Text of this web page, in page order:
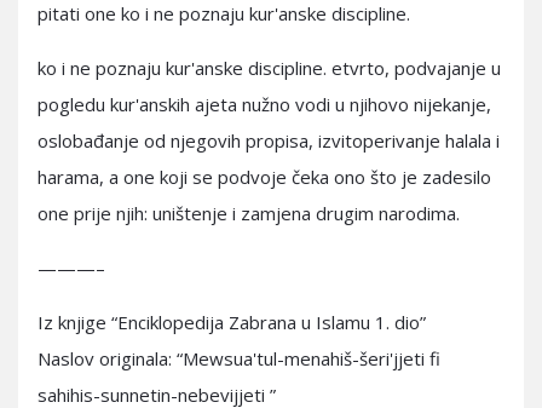
pitati one ko i ne poznaju kur'anske discipline.
ko i ne poznaju kur'anske discipline. etvrto, podvajanje u
pogledu kur'anskih ajeta nužno vodi u njihovo nijekanje,
oslobađanje od njegovih propisa, izvitoperivanje halala i
harama, a one koji se podvoje čeka ono što je zadesilo
one prije njih: uništenje i zamjena drugim narodima.
———–
Iz knjige “Enciklopedija Zabrana u Islamu 1. dio”
Naslov originala: “Mewsua'tul-menahiš-šeri'jjeti fi
sahihis-sunnetin-nebevijjeti ”